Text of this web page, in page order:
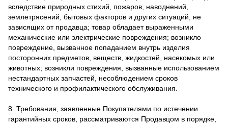
вследствие природных стихий, пожаров, наводнений,
землетрясений, бытовых факторов и других ситуаций, не
зависящих от продавца; товар обладает выраженными
механические или электрические повреждения; возникло
повреждение, вызванное попаданием внутрь изделия
посторонних предметов, веществ, жидкостей, насекомых или
животных; возникли повреждения, вызванные использованием
нестандартных запчастей, несоблюдением сроков
технического и профилактического обслуживания.
8. Требования, заявленные Покупателями по истечении
гарантийных сроков, рассматриваются Продавцом в порядке,